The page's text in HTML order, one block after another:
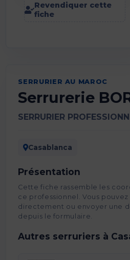
Revendiquer cette
fiche
SERRURIER AU MAROC
Serrurerie
SERRURIER
Casablanca
Présentation
Cette fiche rassemble les
ce professionnel. Vous
directement ou envoyer une
depuis le formulaire.
Autres serruriers à